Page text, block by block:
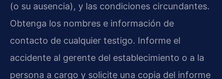
(o su ausencia), y las condiciones circundantes.
Obtenga los nombres e información de
contacto de cualquier testigo. Informe el
accidente al gerente del establecimiento o a la
persona a cargo y solicite una copia del informe